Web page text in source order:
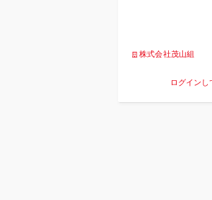
株式会社茂山組
ログイン